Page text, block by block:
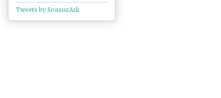
Tweets by SonsuzArk